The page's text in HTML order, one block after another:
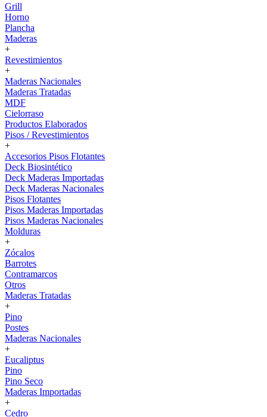
Grill
Horno
Plancha
Maderas
+
Revestimientos
+
Maderas Nacionales
Maderas Tratadas
MDF
Cielorraso
Productos Elaborados
Pisos / Revestimientos
+
Accesorios Pisos Flotantes
Deck Biosintético
Deck Maderas Importadas
Deck Maderas Nacionales
Pisos Flotantes
Pisos Maderas Importadas
Pisos Maderas Nacionales
Molduras
+
Zócalos
Barrotes
Contramarcos
Otros
Maderas Tratadas
+
Pino
Postes
Maderas Nacionales
+
Eucaliptus
Pino
Pino Seco
Maderas Importadas
+
Cedro